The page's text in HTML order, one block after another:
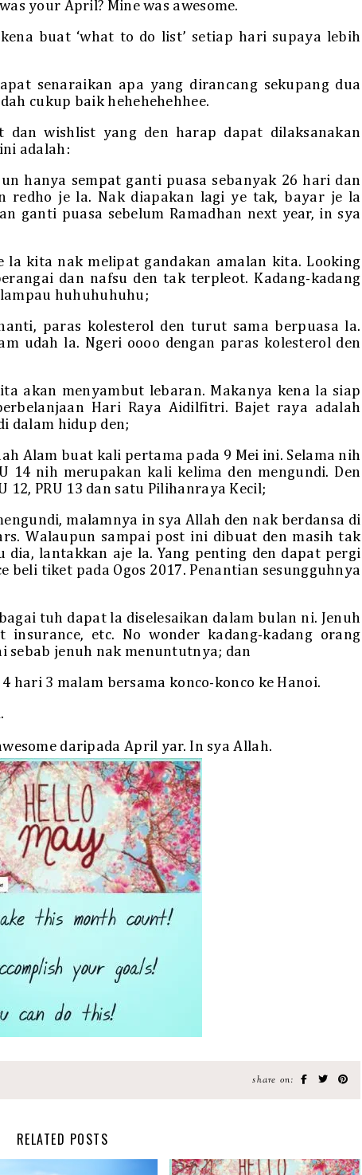
your April? Mine was awesome.
buat ‘what to do list’ setiap hari supaya lebih
senaraikan apa yang dirancang sekupang dua
cukup baik hehehehehhee.
dan wishlist yang den harap dapat dilaksanakan
adalah:
hanya sempat ganti puasa sebanyak 26 hari dan
redho je la. Nak diapakan lagi ye tak, bayar je la
ganti puasa sebelum Ramadhan next year, in sya
la kita nak melipat gandakan amalan kita. Looking
dan nafsu den tak terpleot. Kadang-kadang
huhuhuhuhu;
paras kolesterol den turut sama berpuasa la.
udah la. Ngeri oooo dengan paras kolesterol den
akan menyambut lebaran. Makanya kena la siap
Hari Raya Aidilfitri. Bajet raya adalah
dalam hidup den;
Alam buat kali pertama pada 9 Mei ini. Selama nih
14 nih merupakan kali kelima den mengundi. Den
12, PRU 13 dan satu Pilihanraya Kecil;
malamnya in sya Allah den nak berdansa di
Walaupun sampai post ini dibuat den masih tak
dia, lantakkan aje la. Yang penting den dapat pergi
beli tiket pada Ogos 2017. Penantian sesungguhnya
tuh dapat la diselesaikan dalam bulan ni. Jenuh
etc. No wonder kadang-kadang orang
sebab jenuh nak menuntutnya; dan
hari 3 malam bersama konco-konco ke Hanoi.
daripada April yar. In sya Allah.
share on:
RELATED POSTS